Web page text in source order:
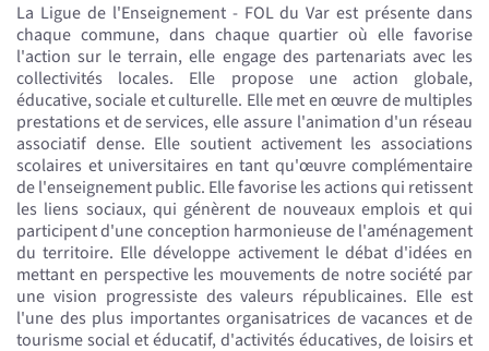
La Ligue de l'Enseignement - FOL du Var est présente dans
chaque commune, dans chaque quartier où elle favorise
l'action sur le terrain, elle engage des partenariats avec les
collectivités locales. Elle propose une action globale,
éducative, sociale et culturelle. Elle met en œuvre de multiples
prestations et de services, elle assure l'animation d'un réseau
associatif dense. Elle soutient activement les associations
scolaires et universitaires en tant qu'œuvre complémentaire
de l'enseignement public. Elle favorise les actions qui retissent
les liens sociaux, qui génèrent de nouveaux emplois et qui
participent d'une conception harmonieuse de l'aménagement
du territoire. Elle développe activement le débat d'idées en
mettant en perspective les mouvements de notre société par
une vision progressiste des valeurs républicaines. Elle est
l'une des plus importantes organisatrices de vacances et de
tourisme social et éducatif, d'activités éducatives, de loisirs et